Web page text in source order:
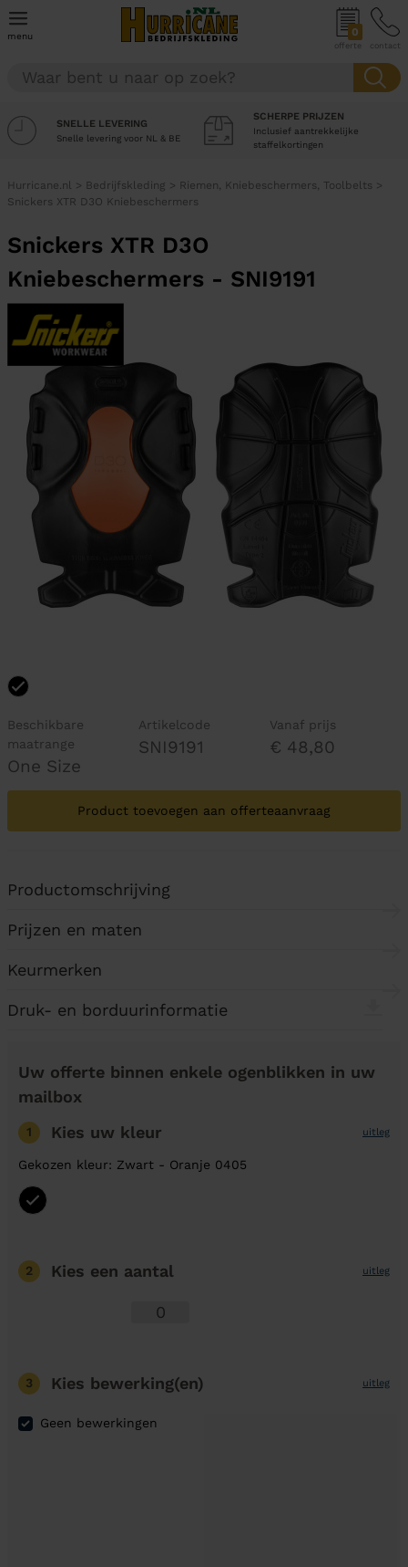
menu 0
offerte contact
SNELLE LEVERING
Snelle levering voor NL & BE
SCHERPE PRIJZEN
Inclusief aantrekkelijke
staffelkortingen
Hurricane.nl > Bedrijfskleding > Riemen, Kniebeschermers, Toolbelts >
Snickers XTR D3O Kniebeschermers
Snickers XTR D3O
Kniebeschermers - SNI9191
Beschikbare
maatrange
One Size
Artikelcode
SNI9191
Vanaf prijs
€ 48,80
Product toevoegen aan offerteaanvraag
Productomschrijving
Prijzen en maten
Keurmerken
Druk- en borduurinformatie
Uw offerte binnen enkele ogenblikken in uw
mailbox
1 Kies uw kleur uitleg
Gekozen kleur: Zwart - Oranje 0405
2 Kies een aantal uitleg
3 Kies bewerking(en) uitleg
Geen bewerkingen